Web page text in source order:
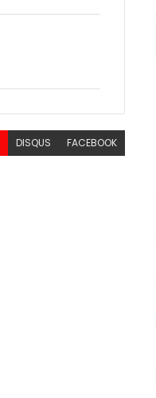
DISQUS FACEBOOK